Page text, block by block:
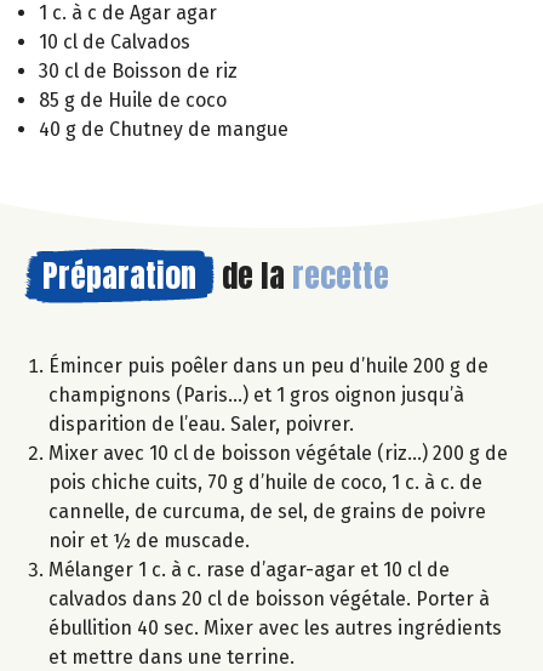
1 c. à c de Agar agar
10 cl de Calvados
30 cl de Boisson de riz
85 g de Huile de coco
40 g de Chutney de mangue
Préparation de la recette
Émincer puis poêler dans un peu d’huile 200 g de
champignons (Paris…) et 1 gros oignon jusqu’à
disparition de l’eau. Saler, poivrer.
Mixer avec 10 cl de boisson végétale (riz…) 200 g de
pois chiche cuits, 70 g d’huile de coco, 1 c. à c. de
cannelle, de curcuma, de sel, de grains de poivre
noir et ½ de muscade.
Mélanger 1 c. à c. rase d’agar-agar et 10 cl de
calvados dans 20 cl de boisson végétale. Porter à
ébullition 40 sec. Mixer avec les autres ingrédients
et mettre dans une terrine.